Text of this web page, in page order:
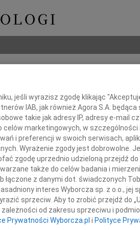
Wojtowiczowa
w Kanadzie zmarła
i Prababcia
jeśli wyrazisz zgodę klikając
IAB, jak również Agora S.A.
takie jak adresy IP, adresy e-mail
marketingowych, w
i preferencji w swoich serwisach,
Wyrażenie zgody jest dobrowolne.
zgodę uprzednio udzieloną przejdź do
także do celów badania i
łączone z danymi dot. świadczonych
interes Wyborcza sp. z o.o., jej
sprzeciw. Aby to zrobić przejdź do
od zakresu sprzeciwu i
Prywatności Wyborcza.pl i Polityce